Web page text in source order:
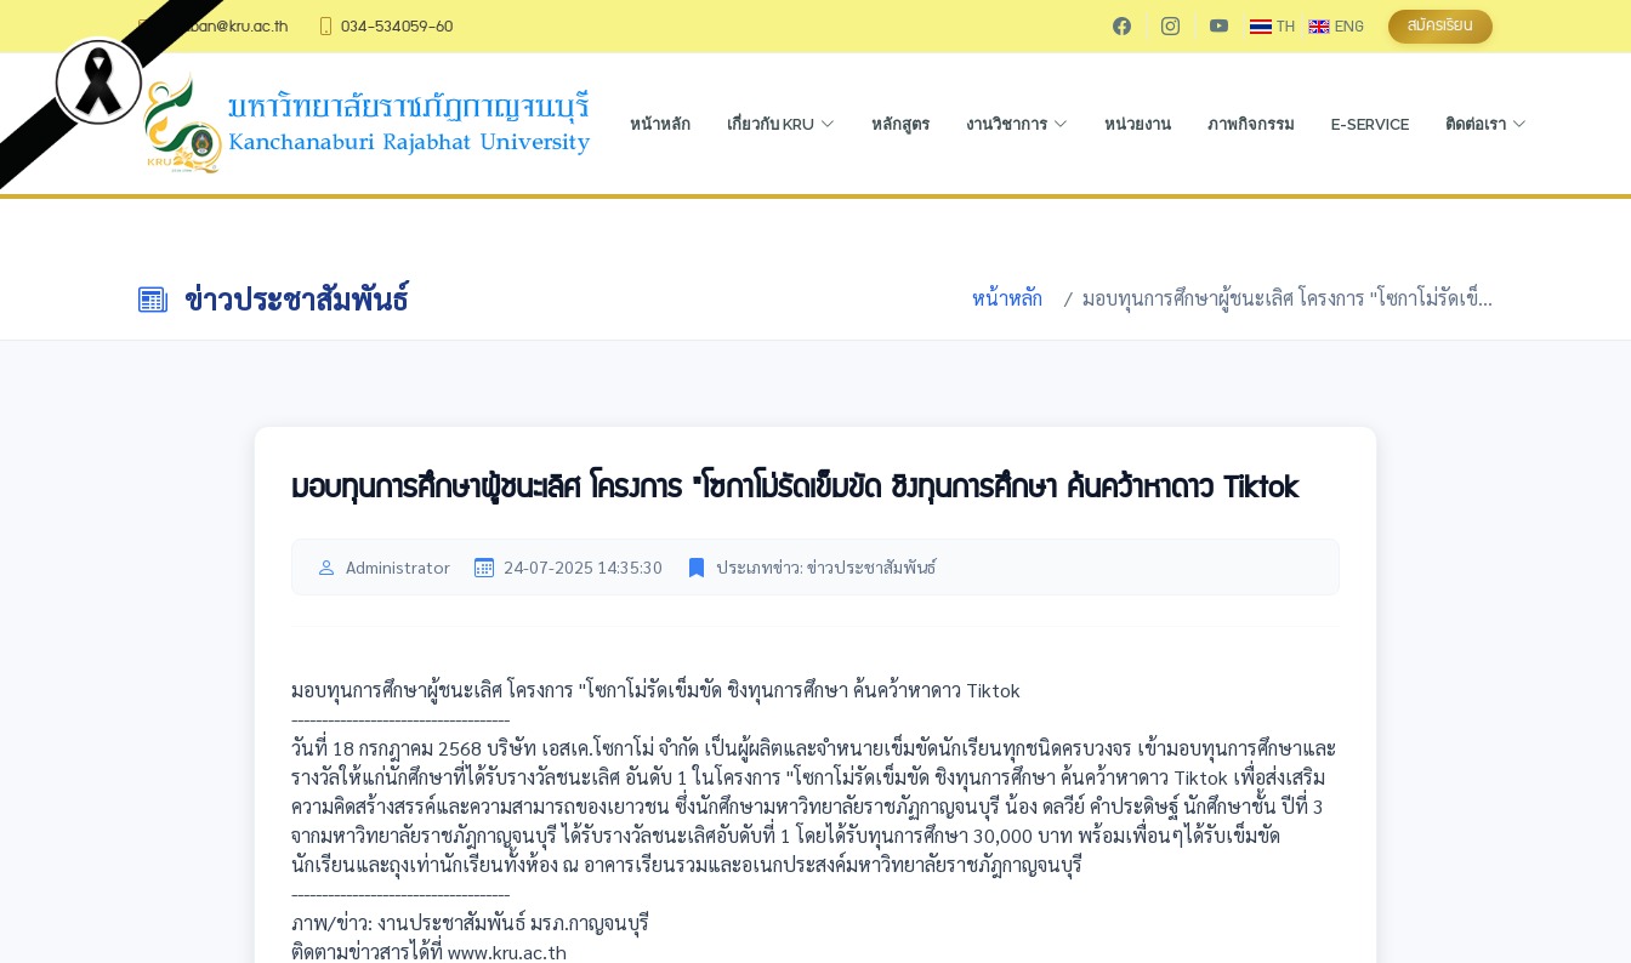
saraban@kru.ac.th 034-534059-60 TH ENG สมัครเรียน
หน้าหลัก เกี่ยวกับ KRU หลักสูตร งานวิชาการ หน่วยงาน ภาพกิจกรรม E-SERVICE ติดต่อเรา
ข่าวประชาสัมพันธ์ หน้าหลัก มอบทุนการศึกษาผู้ชนะเลิศ โครงการ "โซกาโม่รัดเข็...
มอบทุนการศึกษาผู้ชนะเลิศ โครงการ "โซกาโม่รัดเข็มขัด ชิงทุนการศึกษา ค้นคว้าหาดาว Tiktok
Administrator 24-07-2025 14:35:30 ประเภทข่าว: ข่าวประชาสัมพันธ์
มอบทุนการศึกษาผู้ชนะเลิศ โครงการ "โซกาโม่รัดเข็มขัด ชิงทุนการศึกษา ค้นคว้าหาดาว Tiktok
------------------------------------
วันที่ 18 กรกฎาคม 2568 บริษัท เอสเค.โซกาโม่ จำกัด เป็นผู้ผลิตและจำหนายเข็มขัดนักเรียนทุกชนิดครบวงจร เข้ามอบทุนการศึกษาและ
รางวัลให้แก่นักศึกษาที่ได้รับรางวัลชนะเลิศ อันดับ 1 ในโครงการ "โซกาโม่รัดเข็มขัด ชิงทุนการศึกษา ค้นคว้าหาดาว Tiktok เพื่อส่งเสริม
ความคิดสร้างสรรค์และความสามารถของเยาวชน ซึ่งนักศึกษามหาวิทยาลัยราชภัฏกาญจนบุรี น้อง ดลวีย์ คำประดิษฐ์ นักศึกษาชั้น ปีที่ 3
จากมหาวิทยาลัยราชภัฎกาญจนบุรี ได้รับรางวัลชนะเลิศอับดับที่ 1 โดยได้รับทุนการศึกษา 30,000 บาท พร้อมเพื่อนๆได้รับเข็มขัด
นักเรียนและถุงเท่านักเรียนทั้งห้อง ณ อาคารเรียนรวมและอเนกประสงค์มหาวิทยาลัยราชภัฎกาญจนบุรี
------------------------------------
ภาพ/ข่าว: งานประชาสัมพันธ์ มรภ.กาญจนบุรี
ติดตามข่าวสารได้ที่ www.kru.ac.th